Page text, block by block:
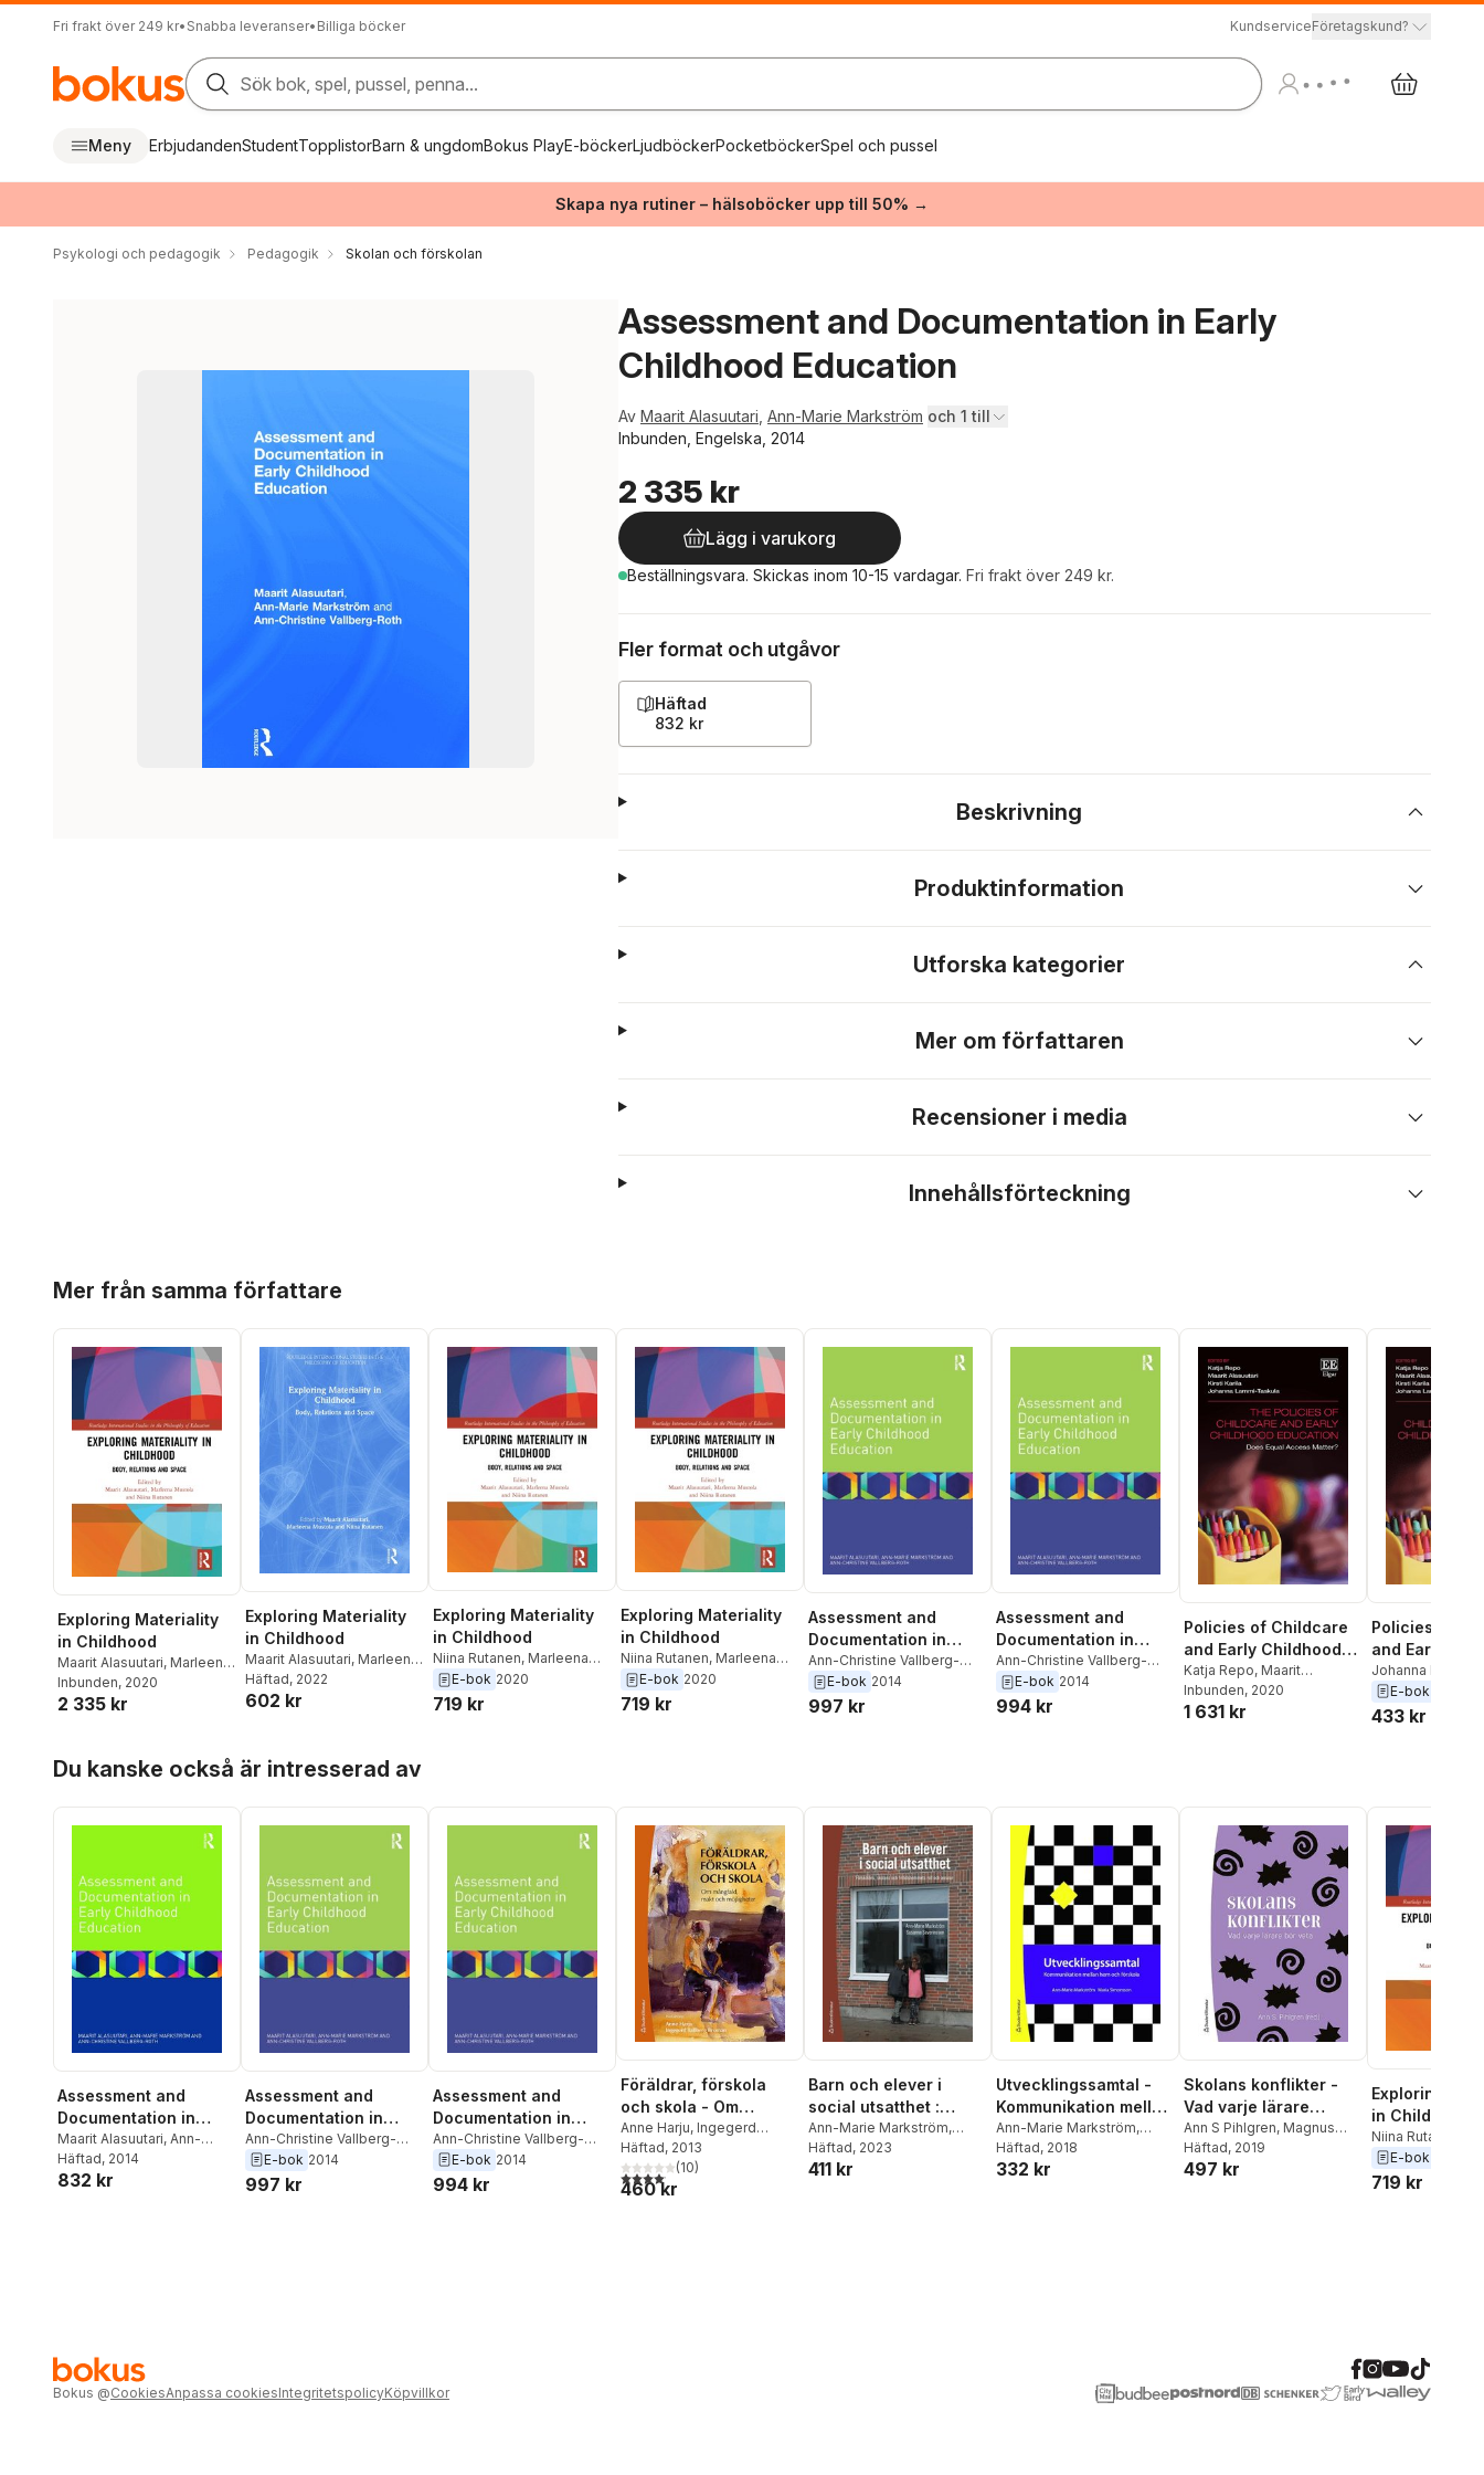
Fri frakt över 249 kr• Snabba leveranser• Billiga böcker KundserviceFöretagskund?
Sök bok, spel, pussel, penna...
Meny ErbjudandenStudentTopplistorBarn & ungdomBokus PlayE-böckerLjudböckerPocketböckerSpel och pussel
Skapa nya rutiner – hälsoböcker upp till 50% →
Psykologi och pedagogik Pedagogik Skolan och förskolan
Assessment and Documentation in Early
Childhood Education
Av Maarit Alasuutari Ann-Marie Markström och 1 till
Inbunden, Engelska, 2014
2 335 kr
Lägg i varukorg
Beställningsvara. Skickas inom 10-15 vardagar. Fri frakt över 249 kr.
Fler format och utgåvor
Häftad
832 kr
Beskrivning
Produktinformation
Utforska kategorier
Mer om författaren
Recensioner i media
Innehållsförteckning
Mer från samma författare
Exploring Materiality
in Childhood
Maarit Alasuutari, Marleena
Mustola,Niina Rutanen
Inbunden, 2020
2 335 kr
Exploring Materiality
in Childhood
Maarit Alasuutari, Marleena
Mustola ,Niina Rutanen
Häftad, 2022
602 kr
Exploring Materiality
in Childhood
Niina Rutanen, Marleena
Mustola, Maarit Alasuutari
E-bok 2020
719 kr
Exploring Materiality
in Childhood
Niina Rutanen, Marleena
Mustola, Maarit Alasuutari
E-bok 2020
719 kr
Assessment and
Documentation in
Early Childhood
Education
Ann-Christine Vallberg-
Roth,Ann-Marie
Markstrom
E-bok 2014
997 kr
Assessment and
Documentation in
Early Childhood
Education
Ann-Christine Vallberg-
Roth,Ann-Marie
Markstrom
E-bok 2014
994 kr
Policies of Childcare
and Early Childhood
Education
Katja Repo, Maarit
Alasuutari,Kirsti Karila
Johanna Lammi-Taskula
Inbunden, 2020
1 631 kr
Policies of
and Early
Education
Johanna Lammi-
Kirsti Karila
Alasuutari
E-bok
433 kr
Du kanske också är intresserad av
Assessment and
Documentation in
Early Childhood
Education
Maarit Alasuutari, Ann-
Marie Markström
Christine Vallberg-Roth
Häftad, 2014
832 kr
Assessment and
Documentation in
Early Childhood
Education
Ann-Christine Vallberg-
Roth,Ann-Marie
Markstrom
E-bok 2014
997 kr
Assessment and
Documentation in
Early Childhood
Education
Ann-Christine Vallberg-
Roth,Ann-Marie
Markstrom
E-bok 2014
994 kr
Föräldrar, förskola
och skola - Om
mångfald, makt och
möjligheter
Anne Harju, Ingegerd
Tallberg Broman
Månsson,Ann-Christine
Vallberg Roth
Häftad, 2013
4,1utav 5 stjärnor. Totalt antal röster:
(10)
460 kr
Barn och elever i
social utsatthet :
förskolans, skolans
och fritidshemmets
roll och ansvar
Ann-Marie Markström,
Susanne Severinsson
Häftad, 2023
411 kr
Utvecklingssamtal -
Kommunikation mellan
hem och förskola
Ann-Marie Markström,
Maria Simonsson
Häftad, 2018
332 kr
Skolans konflikter -
Vad varje lärare
behöver veta
Ann S Pihlgren, Magnus
Dahlstedt,Erik Flygare
Anneli Frelin
Häftad, 2019
497 kr
Exploring
in Childhood
Niina Rutanen
Mustola,
E-bok
719 kr
Bokus @CookiesAnpassa cookiesIntegritetspolicyKöpvillkor